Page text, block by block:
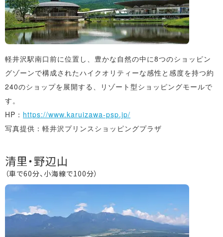
軽井沢駅南口前に位置し、豊かな自然の中に8つのショッピン
グゾーンで構成されたハイクオリティーな感性と感度を持つ約
240のショップを展開する、リゾート型ショッピングモールで
す。
HP： https://www.karuizawa-psp.jp/
写真提供：軽井沢プリンスショッピングプラザ
清里・野辺山
（車で60分、小海線で100分）